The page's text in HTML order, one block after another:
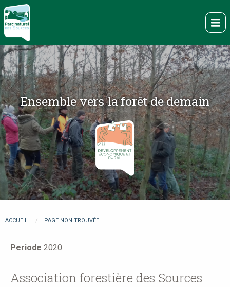
Aller
au
contenu
principal
Ensemble vers la forêt de demain
are
ACCUEIL PAGE NON TROUVÉE
Periode 2020
Association forestière des Sources